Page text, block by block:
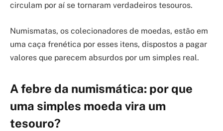
circulam por aí se tornaram verdadeiros tesouros.
Numismatas, os colecionadores de moedas, estão em
uma caça frenética por esses itens, dispostos a pagar
valores que parecem absurdos por um simples real.
A febre da numismática: por que
uma simples moeda vira um
tesouro?